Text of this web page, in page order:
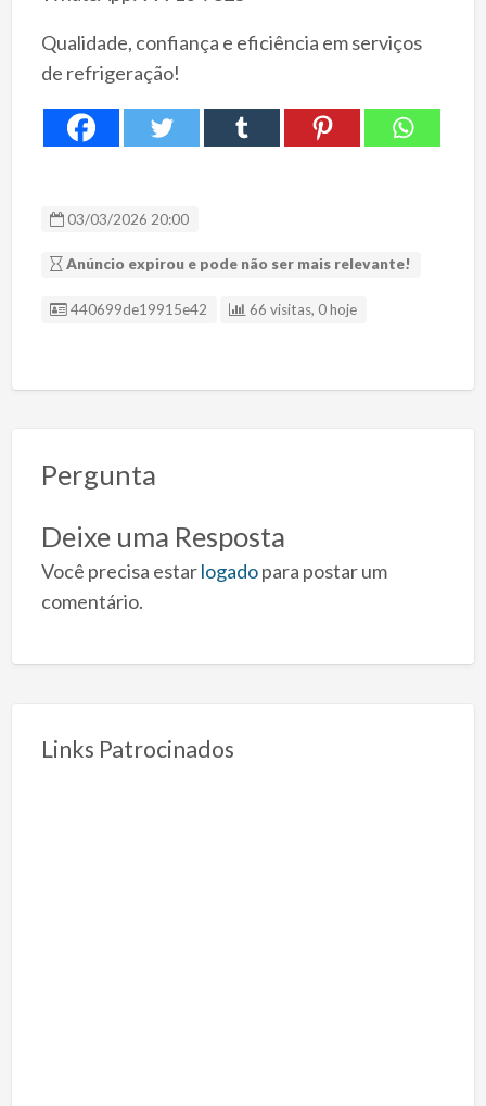
Qualidade, confiança e eficiência em serviços
de refrigeração!
03/03/2026 20:00
Anúncio expirou e pode não ser mais relevante!
ID Anúncio
440699de19915e42 66 visitas, 0 hoje
Pergunta
Deixe uma Resposta
Você precisa estarlogadopara postar um
comentário.
Links Patrocinados